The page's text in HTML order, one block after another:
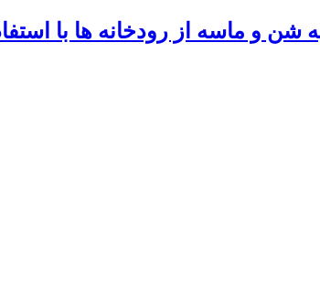
و ماسه از رودخانه ها با